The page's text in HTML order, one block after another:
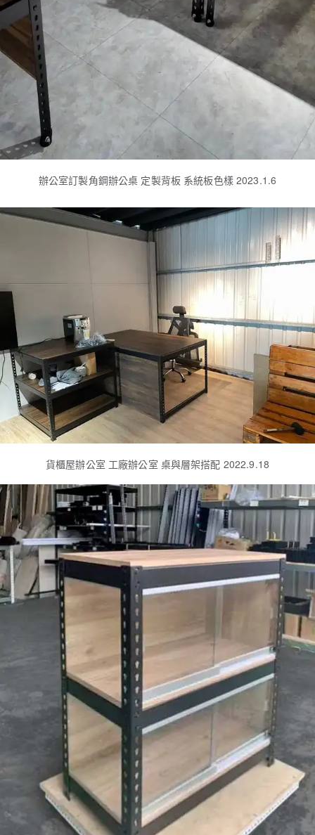
辦公室訂製角鋼辦公桌 定製背板 系統板色樣 2023.1.6
貨櫃屋辦公室 工廠辦公室 桌與層架搭配 2022.9.18